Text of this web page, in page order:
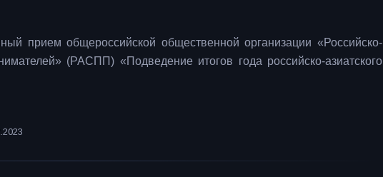
прием общероссийской общественной организации «Российско-
(РАСПП) «Подведение итогов года российско-азиатского